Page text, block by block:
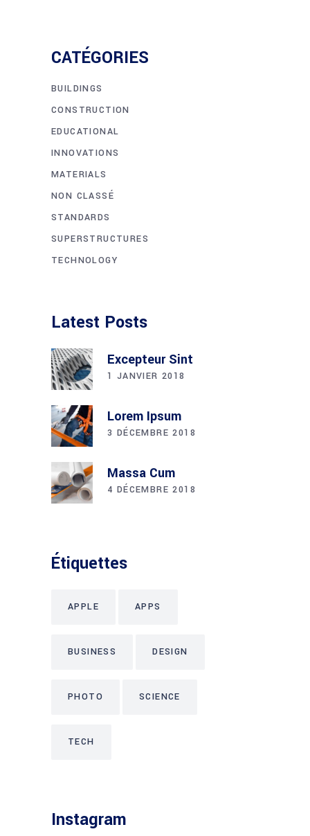
CATÉGORIES
BUILDINGS
CONSTRUCTION
EDUCATIONAL
INNOVATIONS
MATERIALS
NON CLASSÉ
STANDARDS
SUPERSTRUCTURES
TECHNOLOGY
Latest Posts
Excepteur Sint
1 JANVIER 2018
Lorem Ipsum
3 DÉCEMBRE 2018
Massa Cum
4 DÉCEMBRE 2018
Étiquettes
APPLE APPS
BUSINESS DESIGN
PHOTO SCIENCE
TECH
Instagram